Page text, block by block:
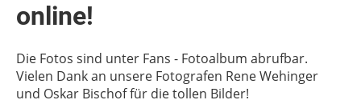
online!
Die Fotos sind unter Fans - Fotoalbum abrufbar.
Vielen Dank an unsere Fotografen Rene Wehinger
und Oskar Bischof für die tollen Bilder!